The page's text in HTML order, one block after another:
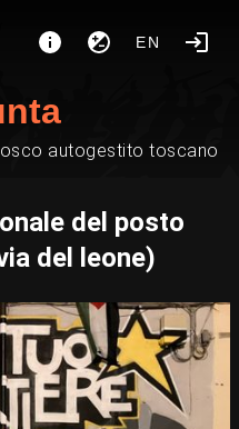
EN
autogestito toscano
del posto
del leone)